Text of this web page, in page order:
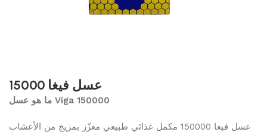
عسل فيغا 15000
ما هو عسل Viga 150000
عسل فيغا 150000 مكمل غذائي طبيعي معزّز بمزيج من الأعشاب